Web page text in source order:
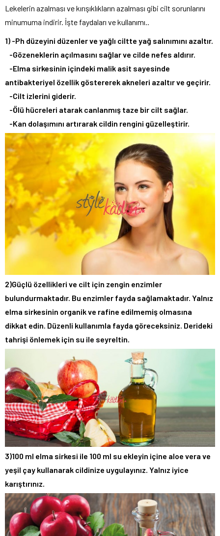
Lekelerin azalması ve kırışıklıkların azalması gibi cilt sorunlarını
minumuma indirir. İşte faydaları ve kullanımı..
1) -Ph düzeyini düzenler ve yağlı ciltte yağ salınımını azaltır.
-Gözeneklerin açılmasını sağlar ve cilde nefes aldırır.
-Elma sirkesinin içindeki malik asit sayesinde
antibakteriyel özellik göstererek akneleri azaltır ve geçirir.
-Cilt izlerini giderir.
-Ölü hücreleri atarak canlanmış taze bir cilt sağlar.
-Kan dolaşımını artırarak cildin rengini güzelleştirir.
2)Güçlü özellikleri ve cilt için zengin enzimler
bulundurmaktadır. Bu enzimler fayda sağlamaktadır. Yalnız
elma sirkesinin organik ve rafine edilmemiş olmasına
dikkat edin. Düzenli kullanımla fayda göreceksiniz. Derideki
tahrişi önlemek için su ile seyreltin.
3)100 ml elma sirkesi ile 100 ml su ekleyin içine aloe vera ve
yeşil çay kullanarak cildinize uygulayınız. Yalnız iyice
karıştırınız.